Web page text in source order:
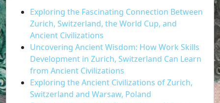
Exploring the Fascinating Connection Between
Zurich, Switzerland, the World Cup, and
Ancient Civilizations
Uncovering Ancient Wisdom: How Work Skills
Development in Zurich, Switzerland Can Learn
from Ancient Civilizations
Exploring the Ancient Civilizations of Zurich,
Switzerland and Warsaw, Poland